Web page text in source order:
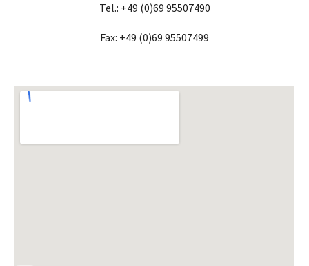
Tel.: +49 (0)69 95507490
Fax: +49 (0)69 95507499